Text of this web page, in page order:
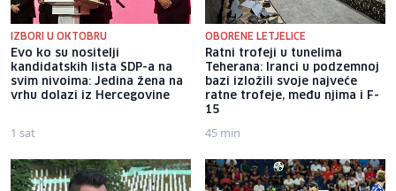
IZBORI U OKTOBRU
Evo ko su nositelji
kandidatskih lista SDP-a na
svim nivoima: Jedina žena na
vrhu dolazi iz Hercegovine
1 sat
OBORENE LETJELICE
Ratni trofeji u tunelima
Teherana: Iranci u podzemnoj
bazi izložili svoje najveće
ratne trofeje, među njima i F-
15
45 min